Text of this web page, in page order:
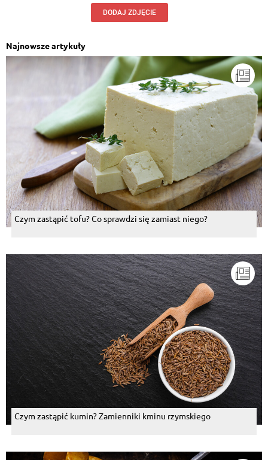
DODAJ ZDJĘCIE
Najnowsze artykuły
Czym zastąpić tofu? Co sprawdzi się zamiast niego?
Czym zastąpić kumin? Zamienniki kminu rzymskiego